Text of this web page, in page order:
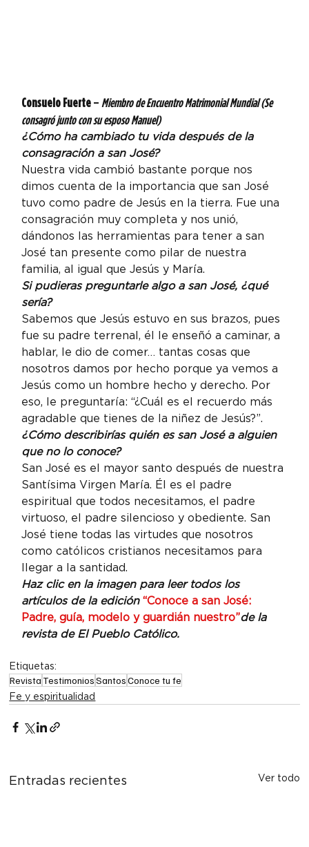
Consuelo Fuerte – Miembro de Encuentro Matrimonial Mundial (Se
consagró junto con su esposo Manuel)
¿Cómo ha cambiado tu vida después de la
consagración a san José?
Nuestra vida cambió bastante porque nos
dimos cuenta de la importancia que san José
tuvo como padre de Jesús en la tierra. Fue una
consagración muy completa y nos unió,
dándonos las herramientas para tener a san
José tan presente como pilar de nuestra
familia, al igual que Jesús y María.
Si pudieras preguntarle algo a san José, ¿qué
sería?
Sabemos que Jesús estuvo en sus brazos, pues
fue su padre terrenal, él le enseñó a caminar, a
hablar, le dio de comer… tantas cosas que
nosotros damos por hecho porque ya vemos a
Jesús como un hombre hecho y derecho. Por
eso, le preguntaría: “¿Cuál es el recuerdo más
agradable que tienes de la niñez de Jesús?”.
¿Cómo describirías quién es san José a alguien
que no lo conoce?
San José es el mayor santo después de nuestra
Santísima Virgen María. Él es el padre
espiritual que todos necesitamos, el padre
virtuoso, el padre silencioso y obediente. San
José tiene todas las virtudes que nosotros
como católicos cristianos necesitamos para
llegar a la santidad.
Haz clic en la imagen para leer todos los
artículos de la edición “Conoce a san José:
Padre, guía, modelo y guardián nuestro”de la
revista de El Pueblo Católico.
Etiquetas:
Revista Testimonios Santos Conoce tu fe
Fe y espiritualidad
Entradas recientes Ver todo